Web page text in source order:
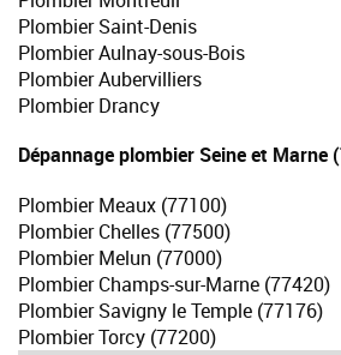
Plombier Saint-Denis
Plombier Aulnay-sous-Bois
Plombier Aubervilliers
Plombier Drancy
Dépannage plombier Seine et Marne
Plombier Meaux (77100)
Plombier Chelles (77500)
Plombier Melun (77000)
Plombier Champs-sur-Marne (77420)
Plombier Savigny le Temple (77176)
Plombier Torcy (77200)